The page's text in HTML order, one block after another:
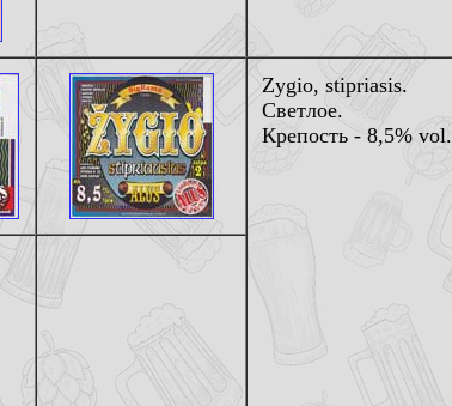
Zygio, stipriasis.
Светлое.
Крепость - 8,5% vol.